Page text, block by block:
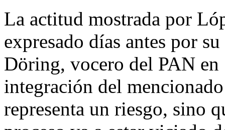
La actitud mostrada por
expresado días antes por
Döring, vocero del PAN en
integración del
representa un riesgo, sino